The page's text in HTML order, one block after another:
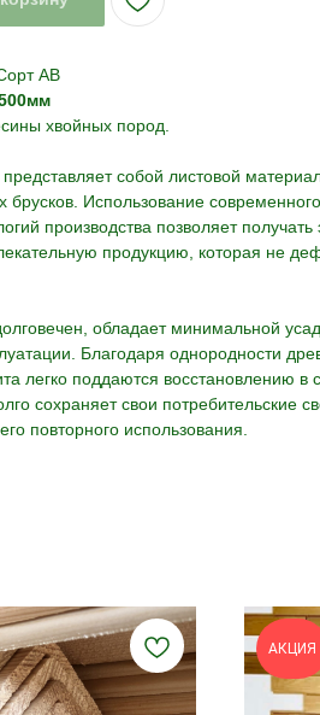
АВ
хвойных пород.
представляет собой листовой
брусков. Использование
производства позволяет
продукцию, которая не
обладает минимальной
Благодаря однородности
легко поддаются восстановлению в
сохраняет свои потребительские
повторного использования.
АКЦИЯ